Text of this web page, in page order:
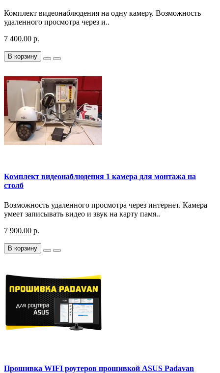
Комплект видеонаблюдения на одну камеру. Возможность
удаленного просмотра через и..
7 400.00 р.
В корзину
Комплект видеонаблюдения 1 камера для монтажа на
столб
Возможность удаленного просмотра через интернет. Камера
умеет записывать видео и звук на карту памя..
7 900.00 р.
В корзину
Прошивка WIFI роутеров прошивкой ASUS Padavan